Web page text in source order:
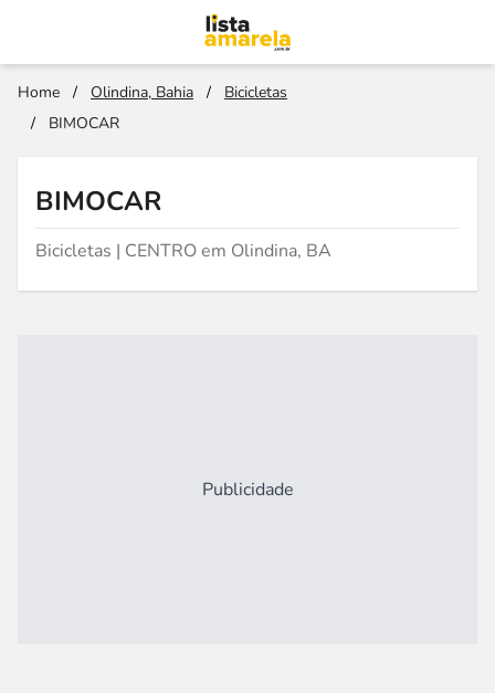
Home / Olindina, Bahia /
Bicicletas
/
BIMOCAR
BIMOCAR
Bicicletas | CENTRO em Olindina, BA
Publicidade